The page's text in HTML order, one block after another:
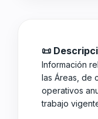
📜
Información
las Áreas, de
operativos
trabajo